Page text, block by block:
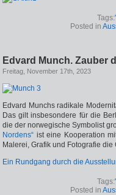
Tags:
Posted in
Edvard Munch. Zauber
Freitag, November 17th, 2023
Edvard Munchs radikale
Das gilt insbesondere für die
die der norwegische Symbolist
Nordens“ ist eine Kooperation
Malerei, Grafik und Fotografie
Ein Rundgang durch die
Tags:
Posted in